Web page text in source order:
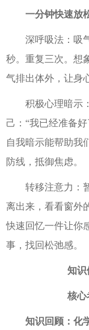
一分钟快速放
深呼吸法：吸
秒。重复三次。想
气排出体外，让身
积极心理暗示
己：“我已经准备
自我暗示能帮助我
防线，抵御焦虑。
转移注意力：
离出来，看看窗外
快速回忆一件让你
事，找回松弛感。
知识
核心
知识回顾： 化